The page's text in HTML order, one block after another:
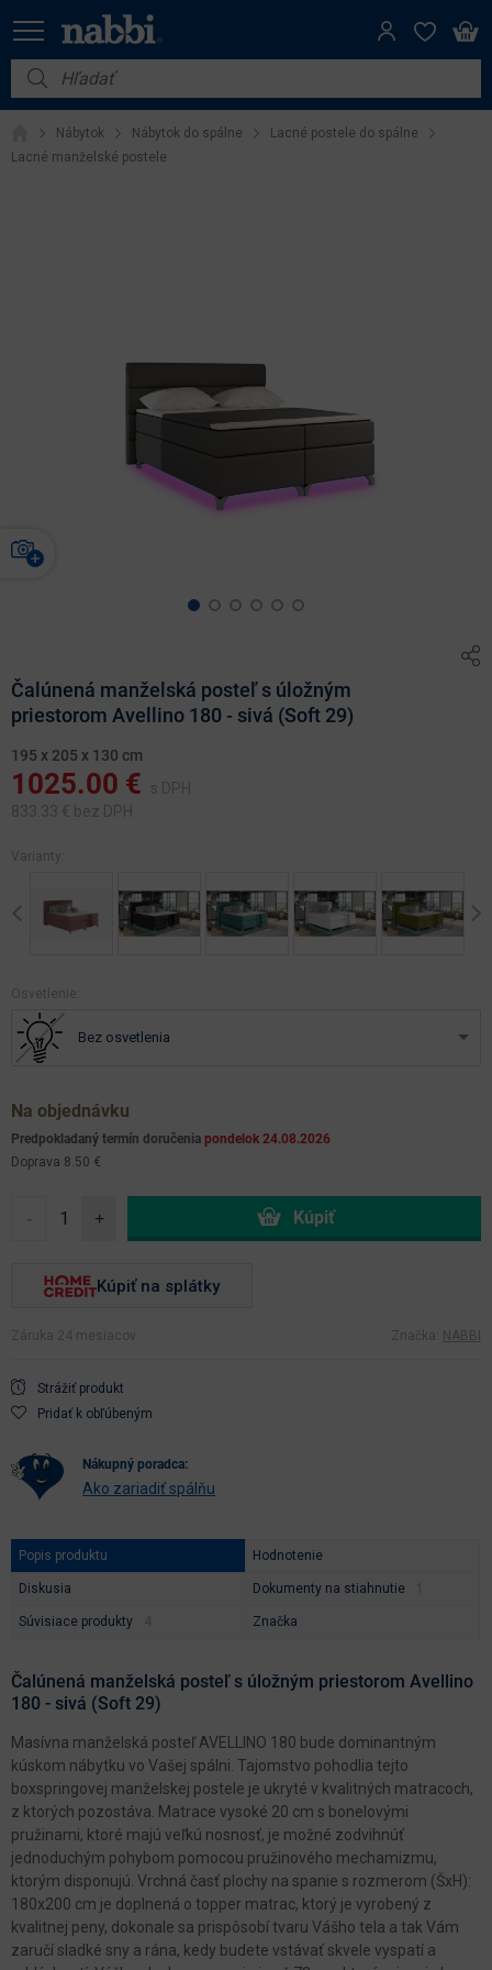
Nábytok
Vybavenie do domácnosti
Nábytok Nábytok do spálne
Lacné postele do spálne
Lacné manželské postele
Čalúnená manželská posteľ s úložným
priestorom Avellino 180 - sivá (Soft 29)
195 x 205 x 130 cm
1025.00 €
s DPH
833.33 € bez DPH
Varianty:
Previous
osvetlenie:
Bez osvetlenia
Na objednávku
Predpokladaný termín doručenia pondelok 24.08.2026
Doprava 8.50 €
- +
Kúpiť na splátky
Záruka 24 mesiacov Značka: NABBI
Strážiť produkt
Pridať k obľúbeným
nákupný poradca:
Ako zariadiť spálňu
Popis produktu Hodnotenie
Diskusia Dokumenty na stiahnutie
Súvisiace produkty Značka
Čalúnená manželská posteľ s úložným priestorom Avellino
180 - sivá (Soft 29)
Masívna manželská posteľ AVELLINO 180 bude dominantným
kúskom nábytku vo Vašej spálni. Tajomstvo pohodlia tejto
boxspringovej manželskej postele je ukryté v kvalitných matracoch,
z ktorých pozostáva. Matrace vysoké 20 cm s bonelovými
pružinami, ktoré majú veľkú nosnosť, je možné zodvihnúť
jednoduchým pohybom pomocou pružinového mechamizmu,
ktorým disponujú. Vrchná časť plochy na spanie s rozmerom (ŠxH):
180x200 cm je doplnená o topper matrac, ktorý je vyrobený z
kvalitnej peny, dokonale sa prispôsobí tvaru Vášho tela a tak Vám
zaručí sladké sny a rána, kedy budete vstávať skvele vyspatí a